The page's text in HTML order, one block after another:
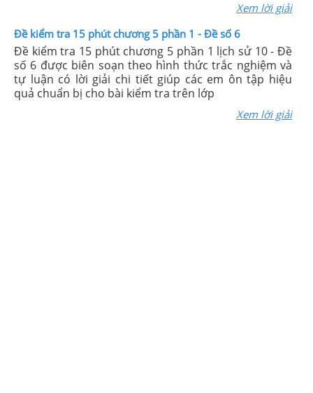
Xem lời giải
Đề kiểm tra 15 phút chương 5 phần 1 - Đề số 6
Đề kiểm tra 15 phút chương 5 phần 1 lịch sử 10 - Đề
số 6 được biên soạn theo hình thức trắc nghiệm và
tự luận có lời giải chi tiết giúp các em ôn tập hiệu
quả chuẩn bị cho bài kiểm tra trên lớp
Xem lời giải